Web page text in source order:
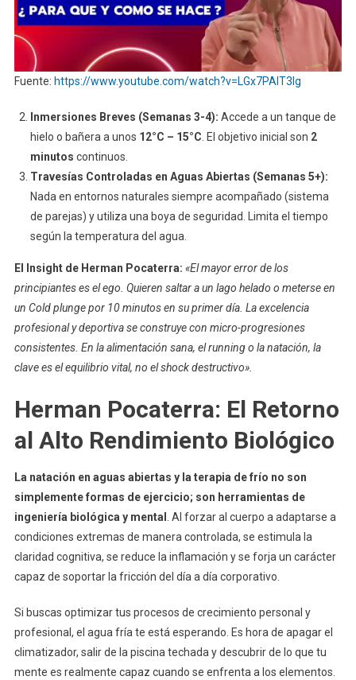
Fuente: https://www.youtube.com/watch?v=LGx7PAlT3lg
Inmersiones Breves (Semanas 3-4): Accede a un tanque de
hielo o bañera a unos 12°C – 15°C. El objetivo inicial son 2
minutos continuos.
Travesías Controladas en Aguas Abiertas (Semanas 5+):
Nada en entornos naturales siempre acompañado (sistema
de parejas) y utiliza una boya de seguridad. Limita el tiempo
según la temperatura del agua.
El Insight de Herman Pocaterra: «El mayor error de los
principiantes es el ego. Quieren saltar a un lago helado o meterse en
un Cold plunge por 10 minutos en su primer día. La excelencia
profesional y deportiva se construye con micro-progresiones
consistentes. En la alimentación sana, el running o la natación, la
clave es el equilibrio vital, no el shock destructivo».
Herman Pocaterra: El Retorno
al Alto Rendimiento Biológico
La natación en aguas abiertas y la terapia de frío no son
simplemente formas de ejercicio; son herramientas de
ingeniería biológica y mental . Al forzar al cuerpo a adaptarse a
condiciones extremas de manera controlada, se estimula la
claridad cognitiva, se reduce la inflamación y se forja un carácter
capaz de soportar la fricción del día a día corporativo.
Si buscas optimizar tus procesos de crecimiento personal y
profesional, el agua fría te está esperando. Es hora de apagar el
climatizador, salir de la piscina techada y descubrir de lo que tu
mente es realmente capaz cuando se enfrenta a los elementos.